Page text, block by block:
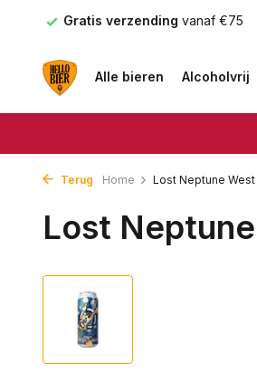
Gratis verzending vanaf €75
Alle bieren Alcoholvrij
Terug Home Lost Neptune West
Lost